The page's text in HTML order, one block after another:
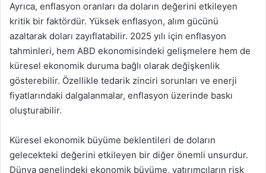
Ayrıca, enflasyon oranları da doların değerini etkileyen
kritik bir faktördür. Yüksek enflasyon, alım gücünü
azaltarak doları zayıflatabilir. 2025 yılı için enflasyon
tahminleri, hem ABD ekonomisindeki gelişmelere hem de
küresel ekonomik duruma bağlı olarak değişkenlik
gösterebilir. Özellikle tedarik zinciri sorunları ve enerji
fiyatlarındaki dalgalanmalar, enflasyon üzerinde baskı
oluşturabilir.
Küresel ekonomik büyüme beklentileri de doların
gelecekteki değerini etkileyen bir diğer önemli unsurdur.
Dünya genelindeki ekonomik büyüme, yatırımcıların risk